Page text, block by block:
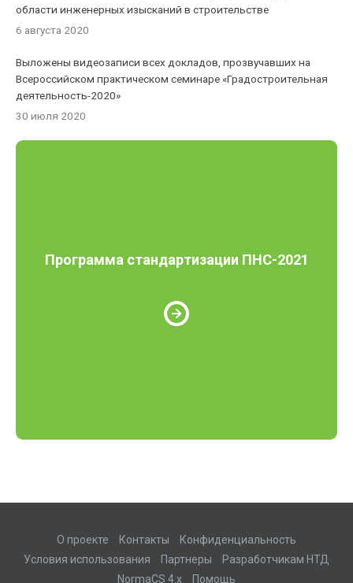
области инженерных изысканий в строительстве
6 августа 2020
Выложены видеозаписи всех докладов, прозвучавших на
Всероссийском практическом семинаре «Градостроительная
деятельность-2020»
30 июля 2020
Программа стандартизации ПНС-2021
О проекте Контакты
Конфиденциальность
Условия использования
Партнеры
Разработчикам НТД
NormaCS 4.x
Помощь